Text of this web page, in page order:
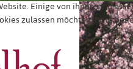
Einige von ihnen sind
zulassen möchten. Bitte